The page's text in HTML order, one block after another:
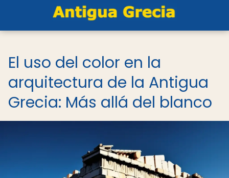
El uso del color en la
arquitectura de la Antigua
Grecia: Más allá del blanco